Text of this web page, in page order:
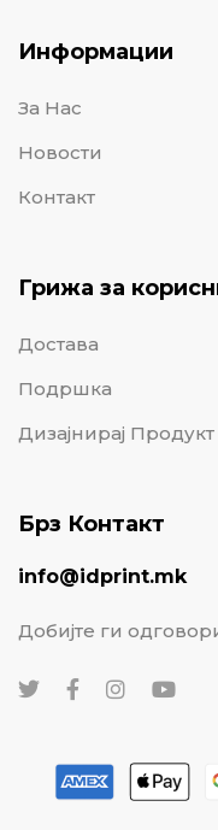
Информации
За Нас
Новости
Контакт
Грижа за
Достава
Подршка
Дизајнирај Продукт
Брз Контакт
info@idprint.mk
Добијте ги